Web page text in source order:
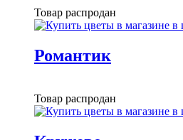
Товар распродан
Романтик
Товар распродан